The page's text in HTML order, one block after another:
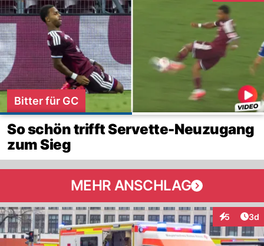
Bitter für GC
So schön trifft Servette-Neuzugang
zum Sieg
MEHR ANSCHLAG
5 3d